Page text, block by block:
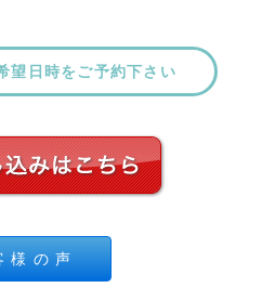
望日時をご予約下さい
様 の 声